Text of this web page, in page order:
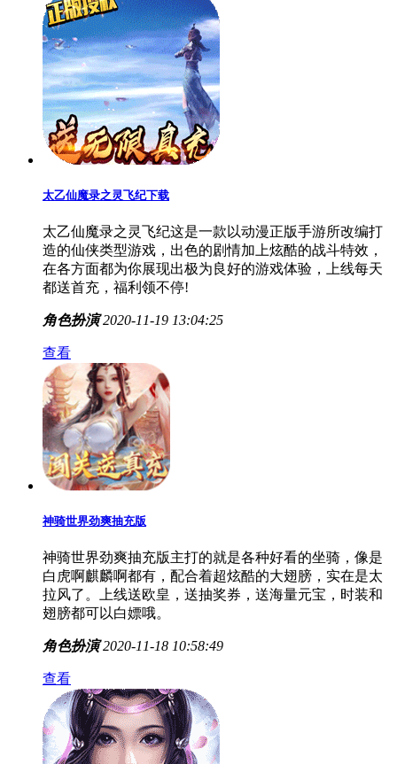
太乙仙魔录之灵飞纪下载
太乙仙魔录之灵飞纪这是一款以动漫正版手游所改编打
造的仙侠类型游戏，出色的剧情加上炫酷的战斗特效，
在各方面都为你展现出极为良好的游戏体验，上线每天
都送首充，福利领不停!
角色扮演 2020-11-19 13:04:25
查看
神骑世界劲爽抽充版
神骑世界劲爽抽充版主打的就是各种好看的坐骑，像是
白虎啊麒麟啊都有，配合着超炫酷的大翅膀，实在是太
拉风了。上线送欧皇，送抽奖券，送海量元宝，时装和
翅膀都可以白嫖哦。
角色扮演 2020-11-18 10:58:49
查看